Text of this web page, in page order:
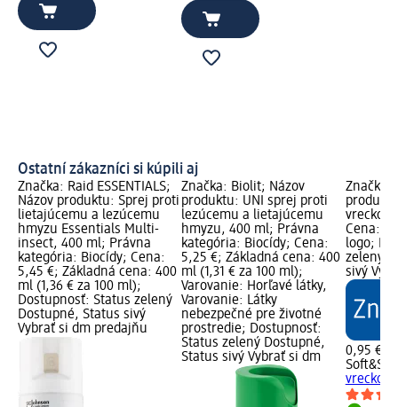
Ostatní zákazníci si kúpili aj
Značka: Raid ESSENTIALS;
Názov produktu: Sprej proti
lietajúcemu a lezúcemu
hmyzu Essentials Multi-
insect, 400 ml; Právna
kategória: Biocídy; Cena:
5,45 €; Základná cena: 400
ml (1,36 € za 100 ml);
Dostupnosť: Status zelený
Dostupné, Status sivý
Vybrať si dm predajňu
Značka: Biolit; Názov
produktu: UNI sprej proti
lezúcemu a lietajúcemu
hmyzu, 400 ml; Právna
kategória: Biocídy; Cena:
5,25 €; Základná cena: 400
ml (1,31 € za 100 ml);
Varovanie: Horľavé látky,
Varovanie: Látky
nebezpečné pre životné
prostredie; Dostupnosť:
Status zelený Dostupné,
Status sivý Vybrať si dm
Značka:
Cena:
logo;
zelený
sivý
0,95 €